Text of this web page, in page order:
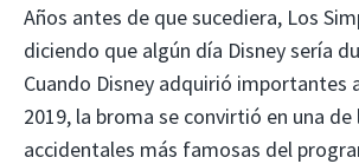
Años antes de que sucediera, Los
diciendo que algún día Disney sería
Cuando Disney adquirió importantes
2019, la broma se convirtió en una
accidentales más famosas del